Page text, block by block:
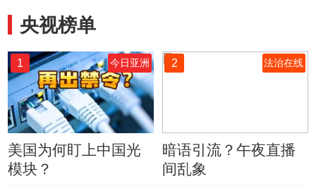
央视榜单
1 今日亚洲
美国为何盯上中国光
模块？
2 法治在线
暗语引流？午夜直播
间乱象